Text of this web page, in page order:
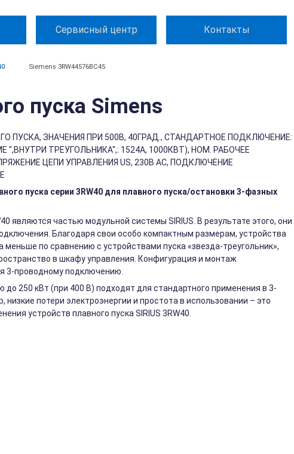
Сервисный центр Контакты
Siemens 3RW44576BC45
пуска Simens
ПУСКА, ЗНАЧЕНИЯ ПРИ 500В, 40ГРАД., СТАНДАРТНОЕ ПОДКЛЮЧЕНИЕ:
",ВНУТРИ ТРЕУГОЛЬНИКА",: 1524A, 1000КВТ), НОМ. РАБОЧЕЕ
ЦЕПИ УПРАВЛЕНИЯ US, 230В АС, ПОДКЛЮЧЕНИЕ
пуска серии 3RW40 для плавного пуска/остановки 3-фазных
являются частью модульной системы SIRIUS. В результате этого, они
Благодаря свои особо компактным размерам, устройства
меньше по сравнению с устройствами пуска «звезда-треугольник»,
в шкафу управления. Конфигурация и монтаж
3-проводному подключению.
250 кВт (при 400 В) подходят для стандартного применения в 3-
потери электроэнергии и простота в использовании – это
устройств плавного пуска SIRIUS 3RW40.